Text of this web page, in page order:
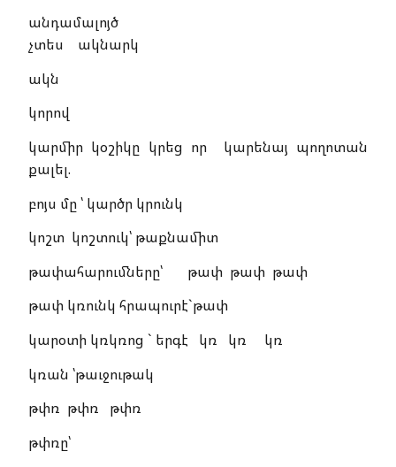
անդամալոյծ
չտես ակնարկ
ակն
կորով
կարմիր կօշիկը կրեց որ կարենայ պողոտան
քալել.
բոյս մը ՝ կարծր կրունկ
կոշտ կոշտուկ՝ թաքնամիտ
թափահարումները՝ թափ թափ թափ
թափ կռունկ հրապուրէ`թափ
կարօտի կռկռոց ` երգէ կռ կռ կռ
կռան ՝թաւջութակ
թփռ թփռ թփռ
թփռը՝